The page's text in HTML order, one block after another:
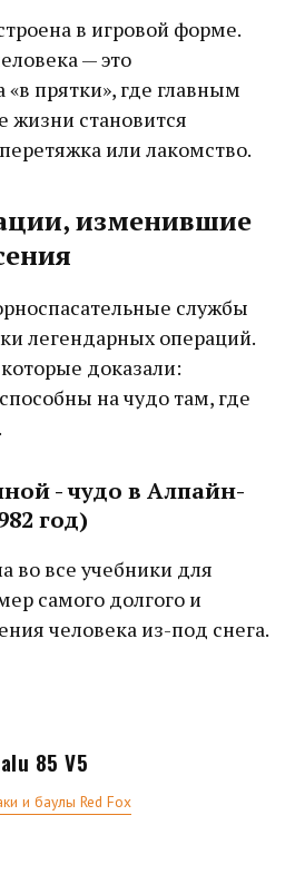
в игровой форме.
— это
«в прятки», где главным
жизни становится
или лакомство.
изменившие
службы
легендарных операций.
доказали:
на чудо там, где
- чудо в Алпайн-
год)
во все учебники для
самого долгого и
человека из-под снега.
85 V5
и баулы Red Fox